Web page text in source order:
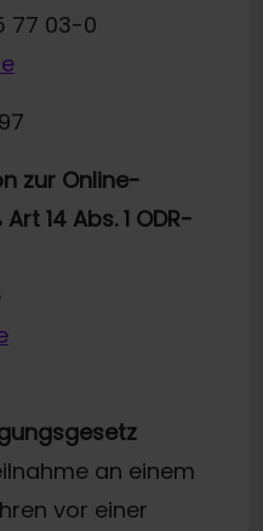
77 03-0
zur Online-
14 Abs. 1 ODR-
an einem
vor einer